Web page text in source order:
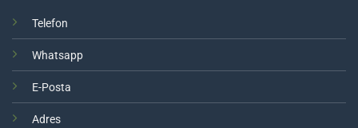
Telefon
Whatsapp
E-Posta
Adres